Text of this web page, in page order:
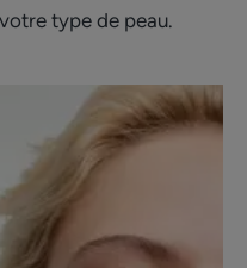
type de peau.